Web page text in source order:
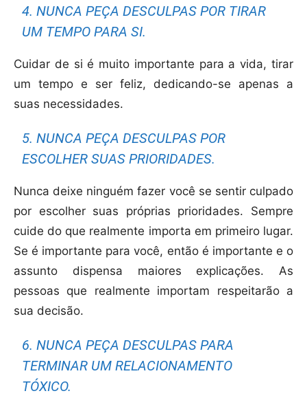
4. NUNCA PEÇA DESCULPAS POR TIRAR
UM TEMPO PARA SI.
Cuidar de si é muito importante para a vida, tirar
um tempo e ser feliz, dedicando-se apenas a
suas necessidades.
5. NUNCA PEÇA DESCULPAS POR
ESCOLHER SUAS PRIORIDADES.
Nunca deixe ninguém fazer você se sentir culpado
por escolher suas próprias prioridades. Sempre
cuide do que realmente importa em primeiro lugar.
Se é importante para você, então é importante e o
assunto dispensa maiores explicações. As
pessoas que realmente importam respeitarão a
sua decisão.
6. NUNCA PEÇA DESCULPAS PARA
TERMINAR UM RELACIONAMENTO
TÓXICO.